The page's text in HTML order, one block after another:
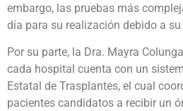
embargo, las pruebas más
día para su realización debido a
Por su parte, la Dra. Mayra
cada hospital cuenta con un
Estatal de Trasplantes, el cual
pacientes candidatos a recibir un